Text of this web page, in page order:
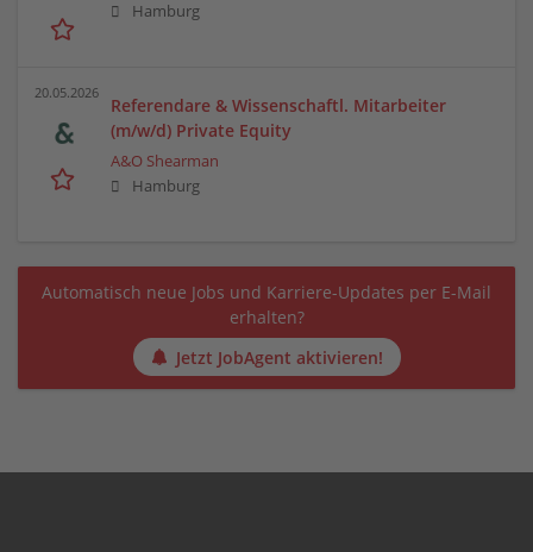
Hamburg
20.05.2026
Referendare & Wissenschaftl. Mitarbeiter
(m/w/d) Private Equity
A&O Shearman
Hamburg
Automatisch neue Jobs und Karriere-Updates per E-Mail
erhalten?
Jetzt JobAgent aktivieren!